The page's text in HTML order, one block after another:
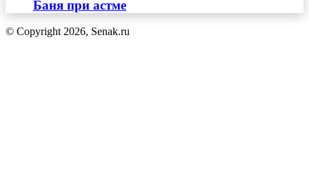
Баня при астме
© Copyright 2026, Senak.ru